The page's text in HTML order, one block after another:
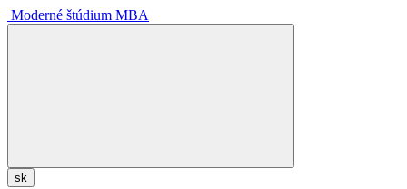
Moderné štúdium MBA
sk